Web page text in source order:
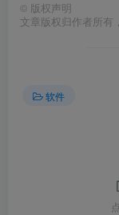
© 版权声明
文章版权归作者所有
软件